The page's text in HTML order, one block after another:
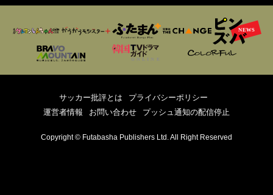
サッカー批評とは
プライバシーポリシー
運営者情報
お問い合わせ プッシュ通知の配信停止
Copyright © Futabasha Publishers Ltd. All Right Reserved